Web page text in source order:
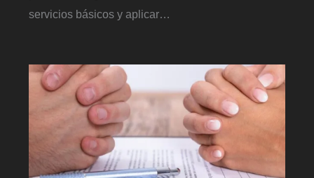
servicios básicos y aplicar…